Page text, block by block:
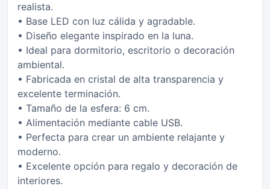
realista.
• Base LED con luz cálida y agradable.
• Diseño elegante inspirado en la luna.
• Ideal para dormitorio, escritorio o decoración
ambiental.
• Fabricada en cristal de alta transparencia y
excelente terminación.
• Tamaño de la esfera: 6 cm.
• Alimentación mediante cable USB.
• Perfecta para crear un ambiente relajante y
moderno.
• Excelente opción para regalo y decoración de
interiores.